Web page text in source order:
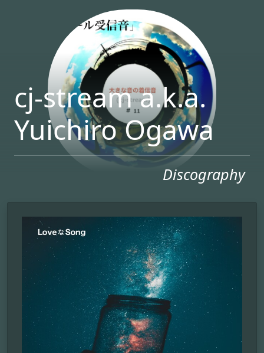
cj-stream a.k.a.
Yuichiro Ogawa
Discography